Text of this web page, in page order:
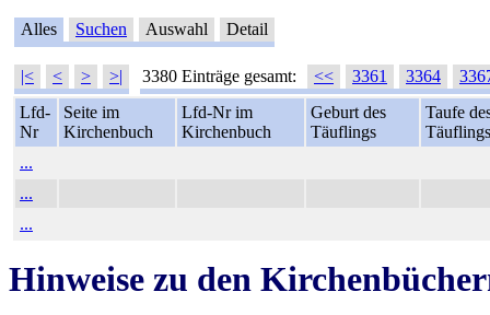
Alles Suchen Auswahl Detail
|< < > >| 3380 Einträge gesamt: << 3361 3364
Lfd-
Nr
Seite im
Kirchenbuch
Lfd-Nr im
Kirchenbuch
Geburt des
Täuflings
Taufe
Täuflings
...
...
...
Hinweise zu den